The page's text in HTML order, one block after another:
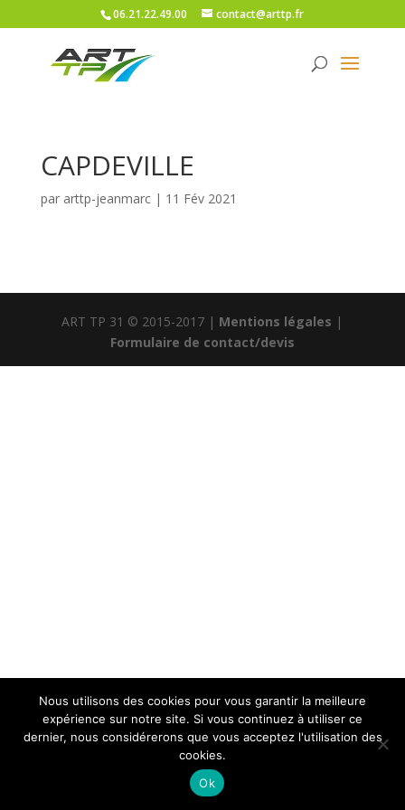
06.21.22.49.00 contact@arttp.fr
CAPDEVILLE
par arttp-jeanmarc| 11 Fév 2021
ART TP 31 © 2015-2017 | Mentions légales |
Formulaire de contact/devis
Nous utilisons des cookies pour vous garantir la meilleure
expérience sur notre site. Si vous continuez à utiliser ce
dernier, nous considérerons que vous acceptez l'utilisation des
cookies.
Ok